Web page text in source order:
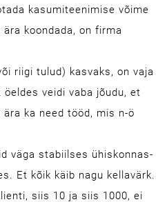
kasumiteenimise võime
koondada, on firma
riigi tulud) kasvaks, on vaja
veidi vaba jõudu, et
ka need tööd, mis n-ö
väga stabiilses ühiskonnas-
Et kõik käib nagu kellavärk.
siis 10 ja siis 1000, ei